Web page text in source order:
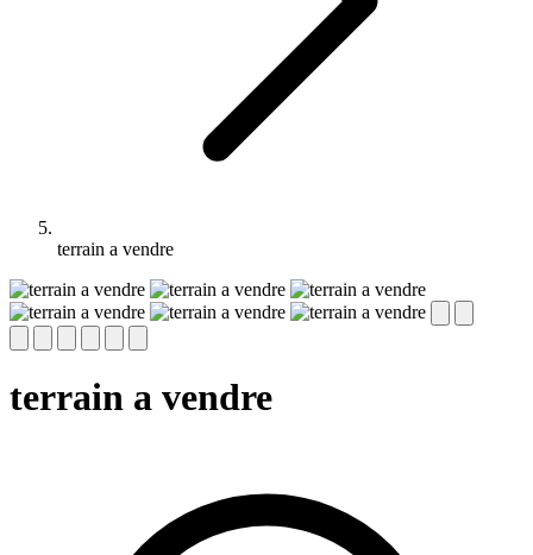
terrain a vendre
terrain a vendre